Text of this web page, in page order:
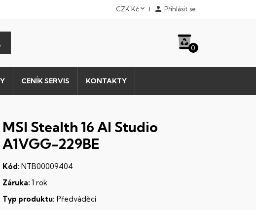
CZK Kč  Přihlásit se
0
CENÍK SERVIS KONTAKTY
MSI Stealth 16 AI Studio
A1VGG-229BE
Kód: NTB00009404
Záruka: 1 rok
Typ produktu: Předváděcí